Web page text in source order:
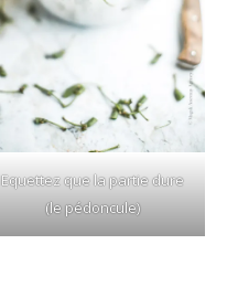
Equettez que la partie dure
(le pédoncule)